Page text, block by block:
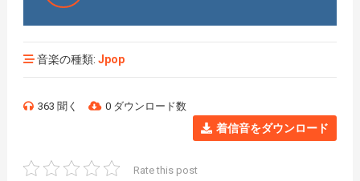
音楽の種類: Jpop
363 聞く 0 ダウンロード数
着信音をダウンロード
Rate this post